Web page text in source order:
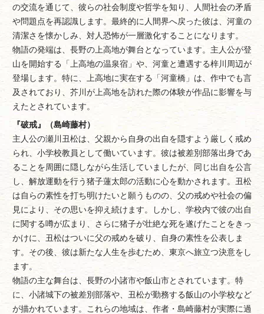
の交流を通じて、彼らの社会制度や哲学を知り、人間社会の矛盾
や問題点を再認識します。最終的に人間界へ戻った彼は、河童の
清潔さを懐かしみ、対人恐怖が一層激化することになります。
物語の発端は、長野の上高地が舞台となっています。主人公が登
山を開始する「上高地の温泉宿」や、河童と遭遇する梓川周辺が
登場します。特に、上高地に実在する「河童橋」は、作中でも言
及されており、芥川が上高地を訪れた際の体験が作品に影響を与
えたとされています。
『破戒』（島崎藤村）
主人公の瀬川丑松は、父親から自身の出自を隠すよう厳しく戒め
られ、小学校教員として働いています。彼は被差別部落出身であ
ることを周囲に隠しながら生活していましたが、同じ出自を公言
し、解放運動を行う猪子蓮太郎の活動に心を動かされます。丑松
は自らの素性を打ち明けたいと願うものの、父の戒めや社会の偏
見により、その思いを抑え続けます。しかし、学校内で彼の出自
に関する噂が広まり、さらに猪子が壮絶な死を遂げたことをきっ
かけに、丑松はついに父の戒めを破り、自身の素性を公表しま
す。その後、彼は新たな人生を歩むため、東京へ旅立つ決意をし
ます。
物語の主な舞台は、長野の小諸市や飯山市とされています。特
に、小諸城下の被差別部落や、丑松が勤務する飯山の小学校など
が描かれています。これらの地域は、作者・島崎藤村が実際に過